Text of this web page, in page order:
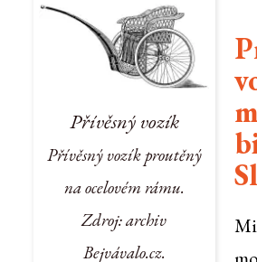
Přívěsný vozík
Přívěsný vozík proutěný
na ocelovém rámu.
Zdroj: archiv
Bejvávalo.cz.